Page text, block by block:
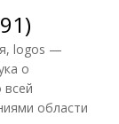
logos —
о
области